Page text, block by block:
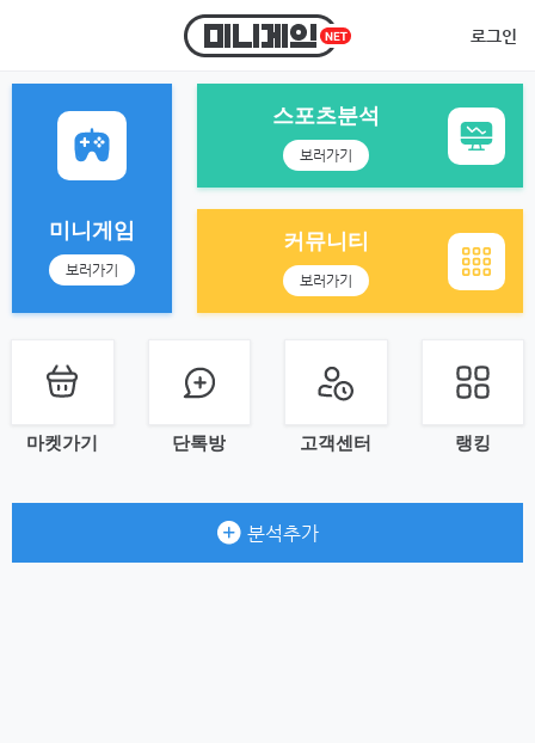
로그인
미니게임
보러가기
스포츠분석
보러가기
커뮤니티
보러가기
마켓가기 단톡방 고객센터 랭킹
분석추가